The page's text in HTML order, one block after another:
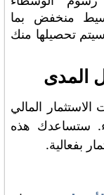
منخفض بما
تحصيلها منك
المدى
المالي
ستساعدك هذه
بفعالية.